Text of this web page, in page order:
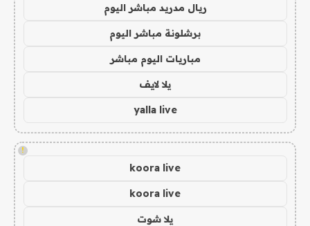
ريال مدريد مباشر اليوم
برشلونة مباشر اليوم
مباريات اليوم مباشر
يلا لايف
yalla live
!
koora live
koora live
يلا شوت